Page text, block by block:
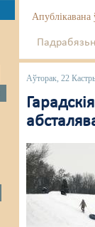
Апублікавана
Аўторак, 22